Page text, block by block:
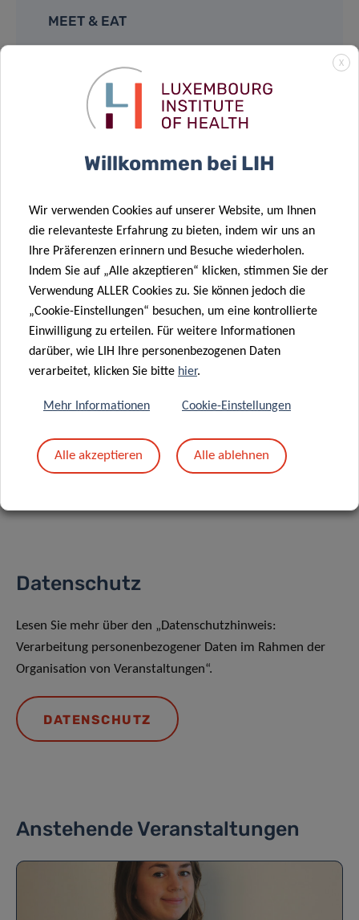
MEET & EAT
House of BioHealth
Salle Françoise Barré Sinoussi
29, rue Henri Koch, L-4354 Esch-sur-Alzette
Supported by:
Teilen auf
Datenschutz
Lesen Sie mehr über den „Datenschutzhinweis:
Verarbeitung personenbezogener Daten im Rahmen der
Organisation von Veranstaltungen“.
DATENSCHUTZ
Anstehende Veranstaltungen
X
Willkommen bei LIH
Wir verwenden Cookies auf unserer Website, um Ihnen
die relevanteste Erfahrung zu bieten, indem wir uns an
Ihre Präferenzen erinnern und Besuche wiederholen.
Indem Sie auf „Alle akzeptieren“ klicken, stimmen Sie der
Verwendung ALLER Cookies zu. Sie können jedoch die
„Cookie-Einstellungen“ besuchen, um eine kontrollierte
Einwilligung zu erteilen. Für weitere Informationen
darüber, wie LIH Ihre personenbezogenen Daten
verarbeitet, klicken Sie bitte hier.
Mehr Informationen Cookie-Einstellungen
Alle akzeptieren Alle ablehnen